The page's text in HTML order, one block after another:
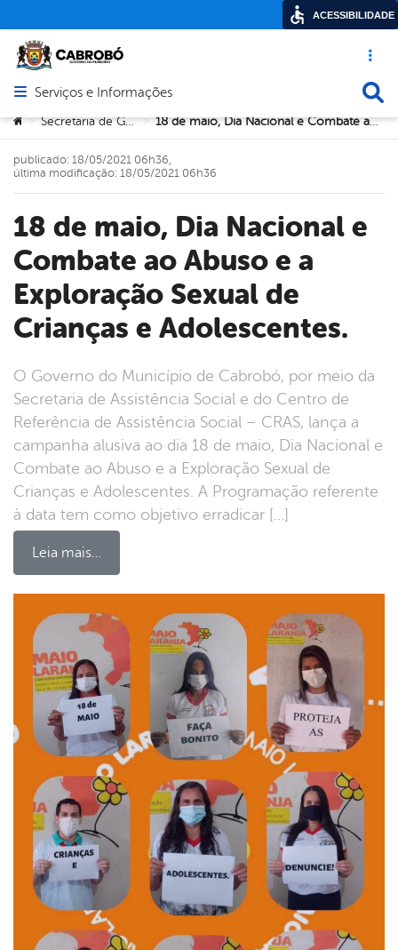
Acesso
Abrir menu principal de navegação
Serviços e Informações
Você está aqui:
> Secretaria de Governo > 18 de maio, Dia Nacional e Combate ao Abuso e a Exploração Sexual de Crianças e Adolescentes.
18 de maio, Dia Nacional e
Combate ao Abuso e a
Exploração Sexual de
Crianças e Adolescentes.
O Governo do Município de Cabrobó, por meio da
Secretaria de Assistência Social e do Centro de
Referência de Assistência Social – CRAS, lança a
campanha alusiva ao dia 18 de maio, Dia Nacional e
Combate ao Abuso e a Exploração Sexual de
Crianças e Adolescentes. A Programação referente
à data tem como objetivo erradicar […]
Leia mais…
publicado: 18/05/2021 06h36,
última modificação: 18/05/2021 06h36
ACESSIBILIDADE